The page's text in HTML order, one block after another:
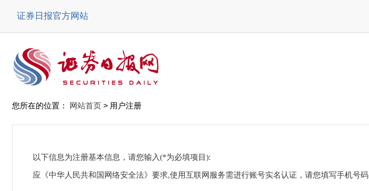
证券日报官方网站
您所在的位置： 网站首页 > 用户注册
以下信息为注册基本信息，请您输入(*为必填项目):
应《中华人民共和国网络安全法》要求,使用互联网服务需进行账号实名认证，请您填写手机号码